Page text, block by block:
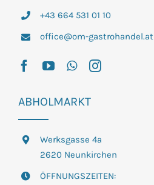
+43 664 531 01 10
office@om-gastrohandel.at
ABHOLMARKT
Werksgasse 4a
2620 Neunkirchen
ÖFFNUNGSZEITEN: